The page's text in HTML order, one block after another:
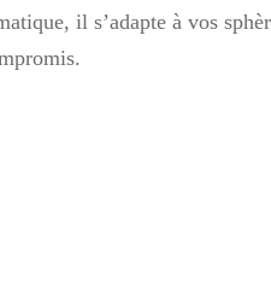
il s’adapte à vos